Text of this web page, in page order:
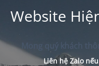
Website
Mong quý khách
Liên hệ Zalo